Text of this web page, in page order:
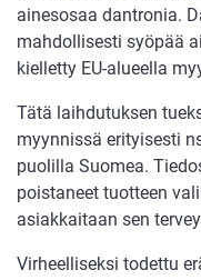
ainesosaa dantronia.
mahdollisesti syöpää
kielletty EU-alueella
Tätä laihdutuksen
myynnissä erityisesti
puolilla Suomea.
poistaneet tuotteen
asiakkaitaan sen
Virheelliseksi todettu